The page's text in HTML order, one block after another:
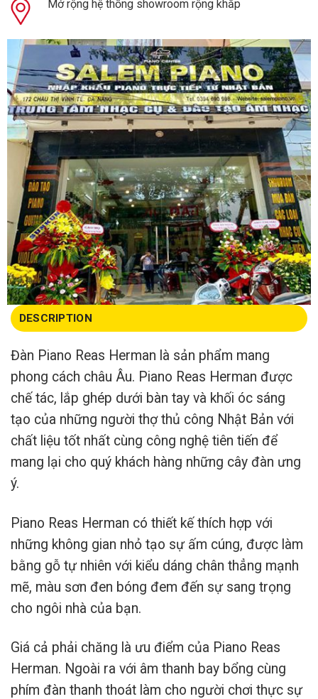
Mở rộng hệ thống showroom rộng khắp
DESCRIPTION
Đàn Piano Reas Herman là sản phẩm mang
phong cách châu Âu. Piano Reas Herman được
chế tác, lắp ghép dưới bàn tay và khối óc sáng
tạo của những người thợ thủ công Nhật Bản với
chất liệu tốt nhất cùng công nghệ tiên tiến để
mang lại cho quý khách hàng những cây đàn ưng
ý.
Piano Reas Herman có thiết kế thích hợp với
những không gian nhỏ tạo sự ấm cúng, được làm
bằng gỗ tự nhiên với kiểu dáng chân thẳng mạnh
mẽ, màu sơn đen bóng đem đến sự sang trọng
cho ngôi nhà của bạn.
Giá cả phải chăng là ưu điểm của Piano Reas
Herman. Ngoài ra với âm thanh bay bổng cùng
phím đàn thanh thoát làm cho người chơi thực sự